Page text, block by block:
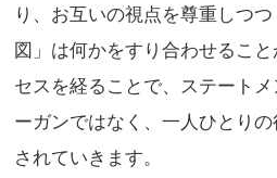
り、お互いの視点を尊重しつ
図」は何かをすり合わせるこ
セスを経ることで、ステート
ーガンではなく、一人ひとり
されていきます。